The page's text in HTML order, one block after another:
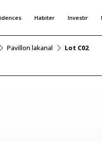
Habiter Investir
Pavillon lakanal Lot C02